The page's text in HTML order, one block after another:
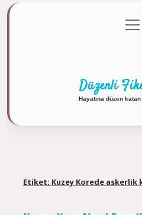
Gizlilik
aç
Düzenli
Hayatına düzen
Etiket: Kuzey Korede askerlik